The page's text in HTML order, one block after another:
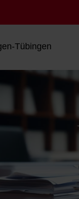
Tübingen